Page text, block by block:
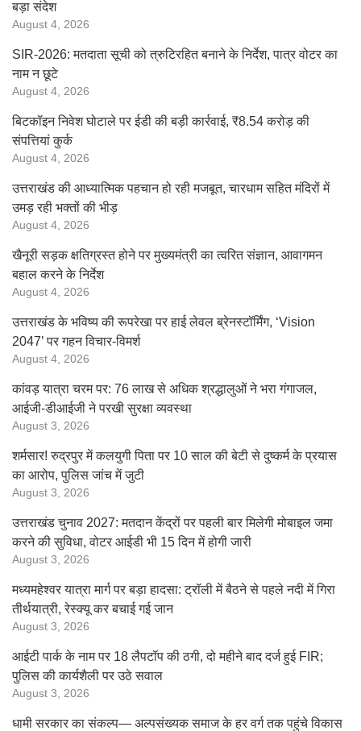
बड़ा संदेश
August 4, 2026
SIR-2026: मतदाता सूची को त्रुटिरहित बनाने के निर्देश, पात्र वोटर का
नाम न छूटे
August 4, 2026
बिटकॉइन निवेश घोटाले पर ईडी की बड़ी कार्रवाई, ₹8.54 करोड़ की
संपत्तियां कुर्क
August 4, 2026
उत्तराखंड की आध्यात्मिक पहचान हो रही मजबूत, चारधाम सहित मंदिरों में
उमड़ रही भक्तों की भीड़
August 4, 2026
खैनूरी सड़क क्षतिग्रस्त होने पर मुख्यमंत्री का त्वरित संज्ञान, आवागमन
बहाल करने के निर्देश
August 4, 2026
उत्तराखंड के भविष्य की रूपरेखा पर हाई लेवल ब्रेनस्टॉर्मिंग, ‘Vision
2047’ पर गहन विचार-विमर्श
August 4, 2026
कांवड़ यात्रा चरम पर: 76 लाख से अधिक श्रद्धालुओं ने भरा गंगाजल,
आईजी-डीआईजी ने परखी सुरक्षा व्यवस्था
August 3, 2026
शर्मसार! रुद्रपुर में कलयुगी पिता पर 10 साल की बेटी से दुष्कर्म के प्रयास
का आरोप, पुलिस जांच में जुटी
August 3, 2026
उत्तराखंड चुनाव 2027: मतदान केंद्रों पर पहली बार मिलेगी मोबाइल जमा
करने की सुविधा, वोटर आईडी भी 15 दिन में होगी जारी
August 3, 2026
मध्यमहेश्वर यात्रा मार्ग पर बड़ा हादसा: ट्रॉली में बैठने से पहले नदी में गिरा
तीर्थयात्री, रेस्क्यू कर बचाई गई जान
August 3, 2026
आईटी पार्क के नाम पर 18 लैपटॉप की ठगी, दो महीने बाद दर्ज हुई FIR;
पुलिस की कार्यशैली पर उठे सवाल
August 3, 2026
धामी सरकार का संकल्प— अल्पसंख्यक समाज के हर वर्ग तक पहुंचे विकास